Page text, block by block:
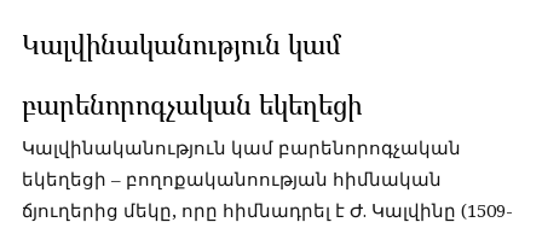
Կալվինականություն կամ
բարենորոգչական եկեղեցի
Կալվինականություն կամ բարենորոգչական
եկեղեցի – բողոքականոության հիմնական
ճյուղերից մեկը, որը հիմնադրել է Ժ. Կալվինը (1509-